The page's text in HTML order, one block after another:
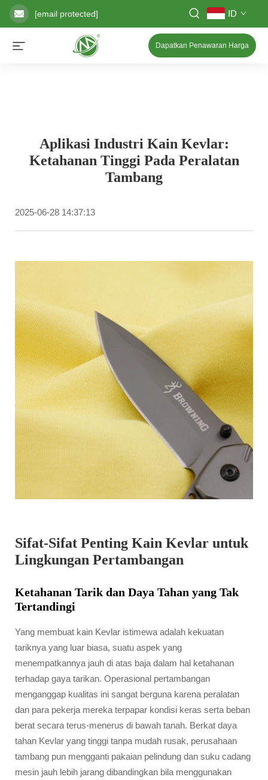
[email protected] ID
Dapatkan Penawaran Harga
Aplikasi Industri Kain Kevlar:
Ketahanan Tinggi Pada Peralatan
Tambang
2025-06-28 14:37:13
Sifat-Sifat Penting Kain Kevlar untuk
Lingkungan Pertambangan
Ketahanan Tarik dan Daya Tahan yang Tak
Tertandingi
Yang membuat kain Kevlar istimewa adalah kekuatan
tariknya yang luar biasa, suatu aspek yang
menempatkannya jauh di atas baja dalam hal ketahanan
terhadap gaya tarikan. Operasional pertambangan
menganggap kualitas ini sangat berguna karena peralatan
dan para pekerja mereka terpapar kondisi keras serta beban
berat secara terus-menerus di bawah tanah. Berkat daya
tahan Kevlar yang tinggi tanpa mudah rusak, perusahaan
tambang pun mengganti pakaian pelindung dan suku cadang
mesin jauh lebih jarang dibandingkan bila menggunakan